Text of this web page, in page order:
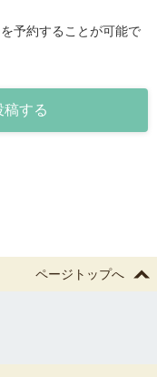
予約することが可能で
する
ページトップへ